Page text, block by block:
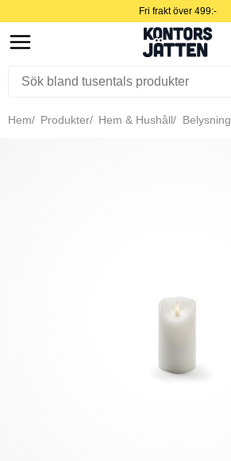
Fri frakt över 499:-
Hem Produkter Hem & Hushåll Belysning